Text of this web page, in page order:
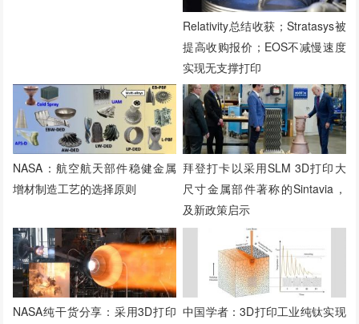
Relativity总结收获；Stratasys被
提高收购报价；EOS不减慢速度
实现无支撑打印
NASA：航空航天部件稳健金属
增材制造工艺的选择原则
拜登打卡以采用SLM 3D打印大
尺寸金属部件著称的Sintavia，
及新政策启示
NASA纯干货分享：采用3D打印 中国学者：3D打印工业纯钛实现